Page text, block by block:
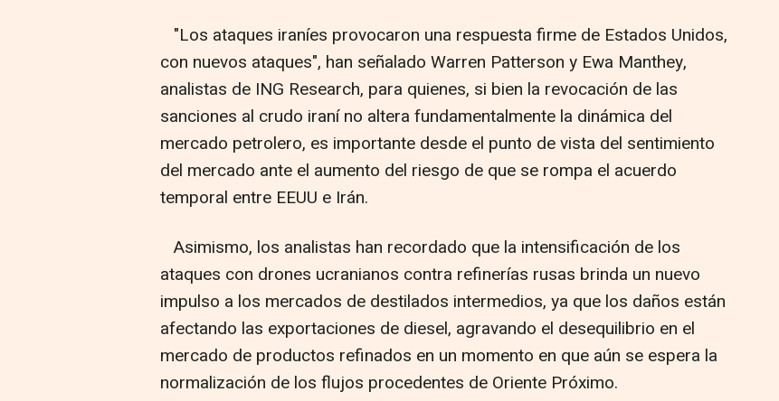
"Los ataques iraníes provocaron una respuesta firme de Estados Unidos,
con nuevos ataques", han señalado Warren Patterson y Ewa Manthey,
analistas de ING Research, para quienes, si bien la revocación de las
sanciones al crudo iraní no altera fundamentalmente la dinámica del
mercado petrolero, es importante desde el punto de vista del sentimiento
del mercado ante el aumento del riesgo de que se rompa el acuerdo
temporal entre EEUU e Irán.
Asimismo, los analistas han recordado que la intensificación de los
ataques con drones ucranianos contra refinerías rusas brinda un nuevo
impulso a los mercados de destilados intermedios, ya que los daños están
afectando las exportaciones de diesel, agravando el desequilibrio en el
mercado de productos refinados en un momento en que aún se espera la
normalización de los flujos procedentes de Oriente Próximo.